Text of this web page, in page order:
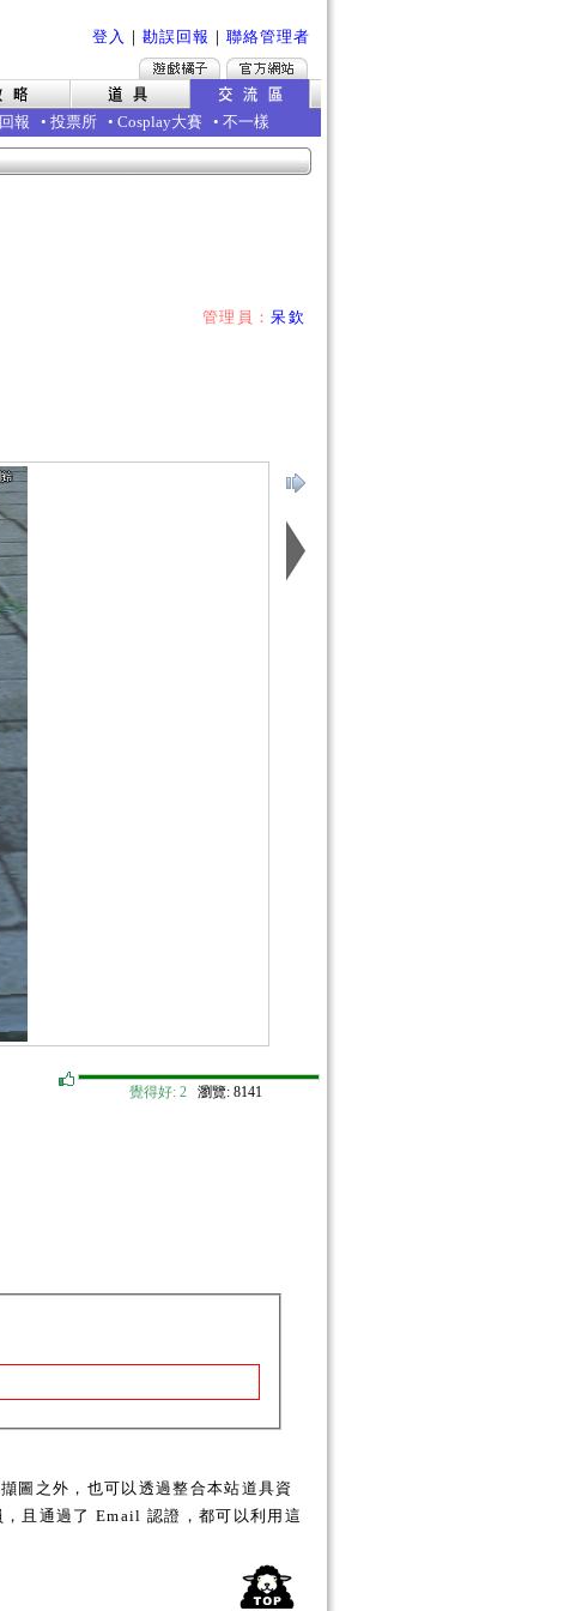
登入 ｜ 勘誤回報 ｜ 聯絡管理者
報 • 投票所 • Cosplay大賽 • 不一樣
管理員：呆欽
覺得好: 2 瀏覽: 8141
圖之外，也可以透過整合本站道具資
且通過了 Email 認證，都可以利用這